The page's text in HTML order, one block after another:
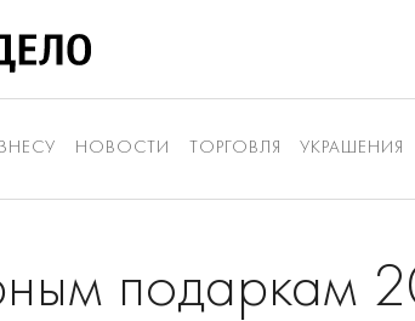
НОВОСТИ ТОРГОВЛЯ УКРАШЕНИЯ
подаркам